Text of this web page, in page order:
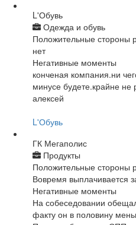
L'Обувь
Одежда и обувь
Положительные стороны
нет
Негативные моменты
конченая компания.ни
минусе будете.крайне не
алексей
L'Обувь
ГК Мегаполис
Продукты
Положительные стороны
Вовремя выплачивается
Негативные моменты
На собеседовании
факту он в половину